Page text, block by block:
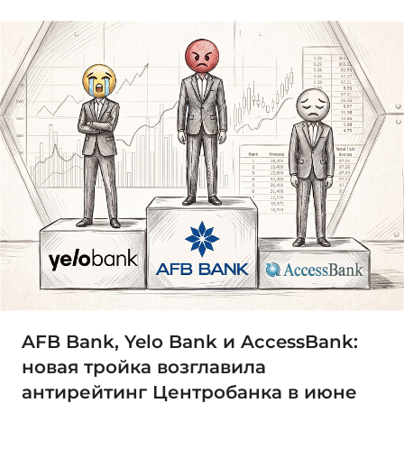
AFB Bank, Yelo Bank и AccessBank:
новая тройка возглавила
антирейтинг Центробанка в июне